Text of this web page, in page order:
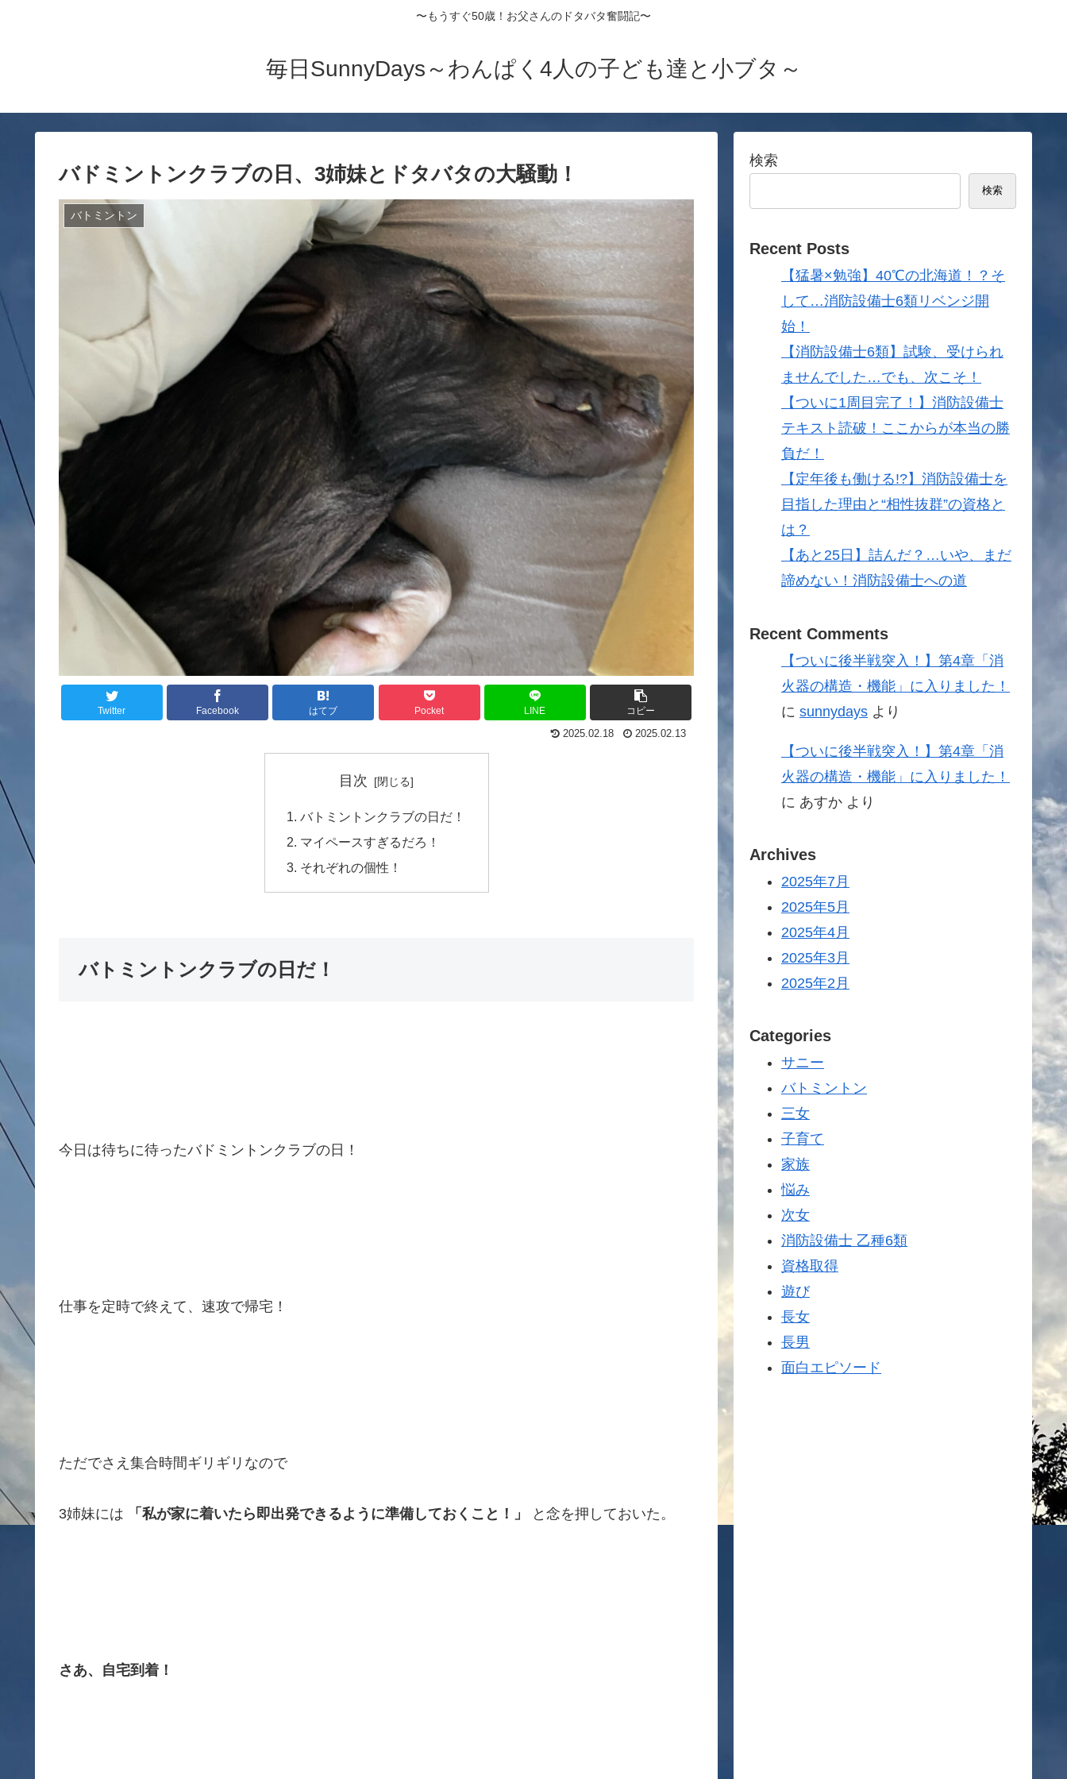
〜もうすぐ50歳！お父さんのドタバタ奮闘記〜
毎日SunnyDays～わんぱく4人の子ども達と小ブタ～
バドミントンクラブの日、3姉妹とドタバタの大騒動！
バトミントン
Twitter Facebook はてブ Pocket LINE コピー
2025.02.18 2025.02.13
目次
バトミントンクラブの日だ！
マイペースすぎるだろ！
それぞれの個性！
バトミントンクラブの日だ！
今日は待ちに待ったバドミントンクラブの日！
仕事を定時で終えて、速攻で帰宅！
ただでさえ集合時間ギリギリなので
3姉妹には 「私が家に着いたら即出発できるように準備しておくこと！」 と念を押しておいた。
さあ、自宅到着！
検索
検索
Recent Posts
【猛暑×勉強】40℃の北海道！？そ
して…消防設備士6類リベンジ開
始！
【消防設備士6類】試験、受けられ
ませんでした…でも、次こそ！
【ついに1周目完了！】消防設備士
テキスト読破！ここからが本当の勝
負だ！
【定年後も働ける!?】消防設備士を
目指した理由と“相性抜群”の資格と
は？
【あと25日】詰んだ？…いや、まだ
諦めない！消防設備士への道
Recent Comments
【ついに後半戦突入！】第4章「消
火器の構造・機能」に入りました！
に sunnydays より
【ついに後半戦突入！】第4章「消
火器の構造・機能」に入りました！
に あすか より
Archives
2025年7月
2025年5月
2025年4月
2025年3月
2025年2月
Categories
サニー
バトミントン
三女
子育て
家族
悩み
次女
消防設備士 乙種6類
資格取得
遊び
長女
長男
面白エピソード